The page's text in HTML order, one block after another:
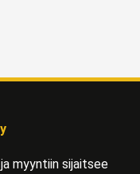
myyntiin sijaitsee